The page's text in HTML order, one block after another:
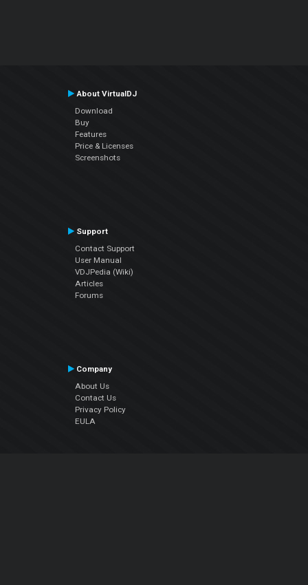
About VirtualDJ
Download
Buy
Features
Price & Licenses
Screenshots
Support
Contact Support
User Manual
VDJPedia (Wiki)
Articles
Forums
Company
About Us
Contact Us
Privacy Policy
EULA